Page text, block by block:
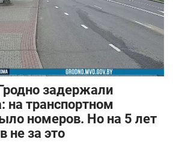
задержали
на транспортном
номеров. Но на 5 лет
не за это